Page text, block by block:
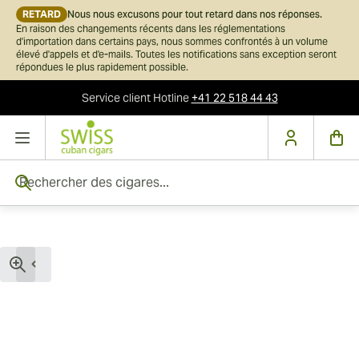
RETARD Nous nous excusons pour tout retard dans nos réponses.
En raison des changements récents dans les réglementations
d'importation dans certains pays, nous sommes confrontés à un volume
élevé d'appels et d'e-mails. Toutes les notifications sans exception seront
répondues le plus rapidement possible.
Service clientHotline+41 22 518 44 43
Skip to Content